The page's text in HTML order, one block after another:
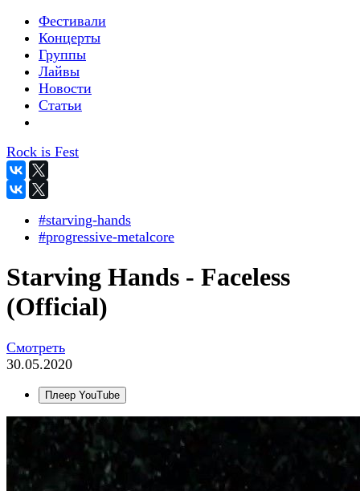
Фестивали
Концерты
Группы
Лайвы
Новости
Статьи
Rock is Fest
#starving-hands
#progressive-metalcore
Starving Hands - Faceless
(Official)
Смотреть
30.05.2020
Плеер YouTube